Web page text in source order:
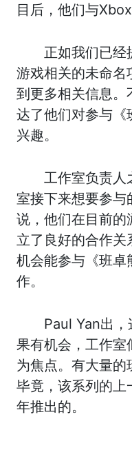
目后，他们与
正如我们已经
游戏相关的未命名
到更多相关信息。
达了他们对参与《
兴趣。
工作室负责人
室接下来想要参
说，他们在目前
立了良好的合作
机会能参与《班卓
作。
Paul Yan出，
果有机会，工作室
为焦点。有大量的
毕竟，该系列的
年推出的。